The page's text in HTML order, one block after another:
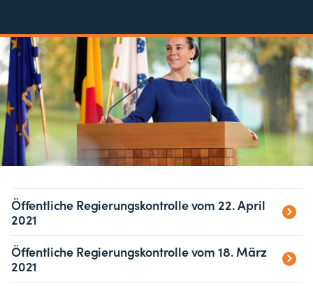
Öffentliche Regierungskontrolle vom 22. April
2021
Öffentliche Regierungskontrolle vom 18. März
2021